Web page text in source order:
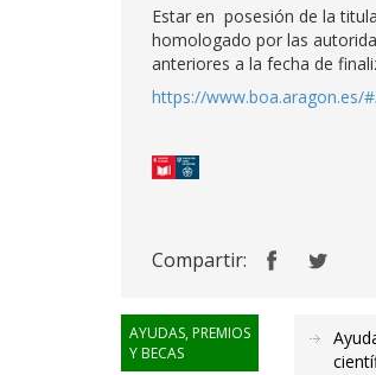
Estar en posesión de la
homologado por las
anteriores a la fecha de
https://www.boa.aragon.es/
Compartir:
AYUDAS, PREMIOS
Y BECAS